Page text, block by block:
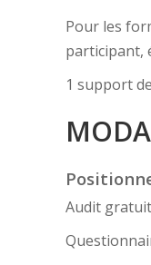
Pour les
participant,
1 support
Audit